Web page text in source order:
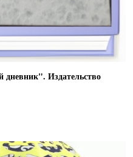
Издательство